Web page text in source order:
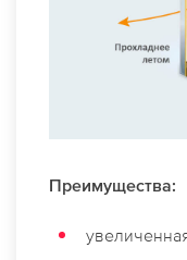
Преимущества: